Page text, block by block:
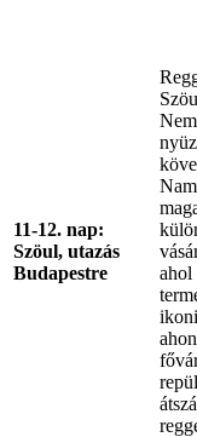
11-12. nap:
Szöul, utazás
Budapestre
ahol